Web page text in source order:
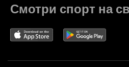
Смотри спорт на